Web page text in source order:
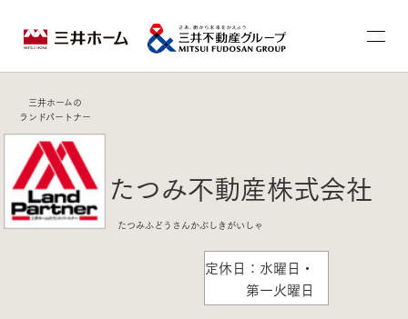
三井ホームの
ランドパートナー
たつみ不動産株式会社
たつみふどうさんかぶしきがいしゃ
定休日：水曜日・
第一火曜日